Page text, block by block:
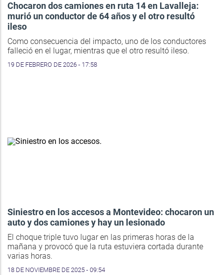
Chocaron dos camiones en ruta 14 en Lavalleja:
murió un conductor de 64 años y el otro resultó
ileso
Como consecuencia del impacto, uno de los conductores
falleció en el lugar, mientras que el otro resultó ileso.
19 DE FEBRERO DE 2026 - 17:58
Siniestro en los accesos a Montevideo: chocaron un
auto y dos camiones y hay un lesionado
El choque triple tuvo lugar en las primeras horas de la
mañana y provocó que la ruta estuviera cortada durante
varias horas.
18 DE NOVIEMBRE DE 2025 - 09:54